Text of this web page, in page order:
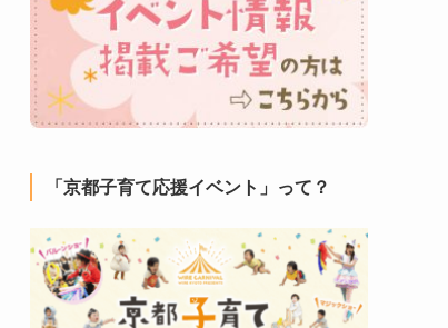
「京都子育て応援イベント」って？